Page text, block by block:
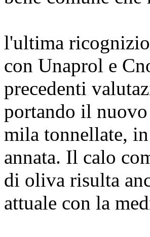
l'ultima
con Unaprol e
precedenti
portando il nuovo
mila tonnellate,
annata. Il calo
di oliva risulta
attuale con la